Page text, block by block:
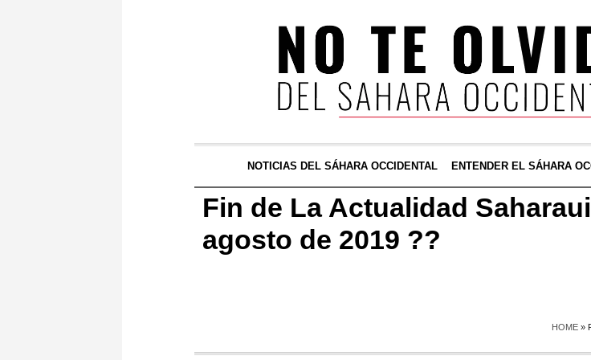
NOTICIAS DEL SÁHARA OCCIDENTAL ENTENDER EL SÁHARA
Fin de La Actualidad
agosto de 2019 ??
HOME »